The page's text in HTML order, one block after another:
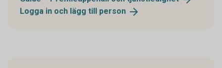
Logga in och lägg till person